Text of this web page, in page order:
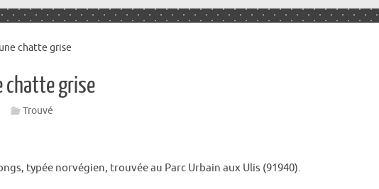
chatte grise
chatte grise
Trouvé
typée norvégien, trouvée au Parc Urbain aux Ulis (91940).